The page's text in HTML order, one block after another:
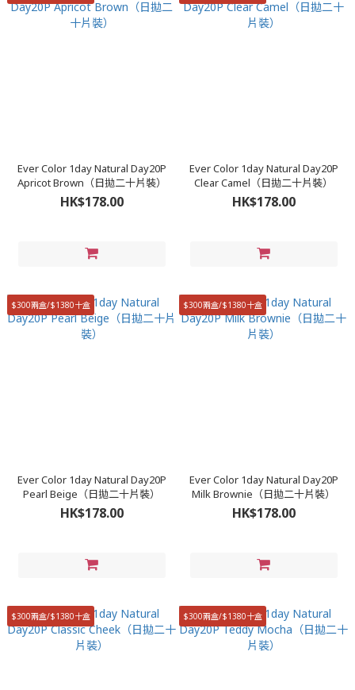
Ever Color 1day Natural Day20P
Apricot Brown（日拋二十片裝）
HK$178.00
Ever Color 1day Natural Day20P
Clear Camel（日拋二十片裝）
HK$178.00
$300兩盒/$1380十盒
Ever Color 1day Natural Day20P
Pearl Beige（日拋二十片裝）
HK$178.00
$300兩盒/$1380十盒
Ever Color 1day Natural Day20P
Milk Brownie（日拋二十片裝）
HK$178.00
$300兩盒/$1380十盒 $300兩盒/$1380十盒